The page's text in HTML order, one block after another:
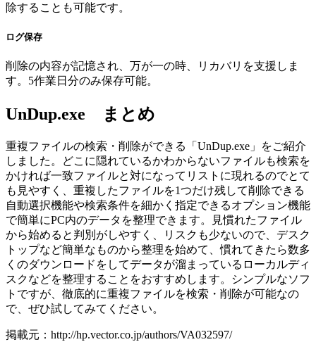
除することも可能です。
ログ保存
削除の内容が記憶され、万が一の時、リカバリを支援しま
す。5作業日分のみ保存可能。
UnDup.exe まとめ
重複ファイルの検索・削除ができる「UnDup.exe」をご紹介
しました。どこに隠れているかわからないファイルも検索を
かければ一致ファイルと対になってリストに現れるのでとて
も見やすく、重複したファイルを1つだけ残して削除できる
自動選択機能や検索条件を細かく指定できるオプション機能
で簡単にPC内のデータを整理できます。見慣れたファイル
から始めると判別がしやすく、リスクも少ないので、デスク
トップなど簡単なものから整理を始めて、慣れてきたら数多
くのダウンロードをしてデータが溜まっているローカルディ
スクなどを整理することをおすすめします。シンプルなソフ
トですが、徹底的に重複ファイルを検索・削除が可能なの
で、ぜひ試してみてください。
掲載元：http://hp.vector.co.jp/authors/VA032597/